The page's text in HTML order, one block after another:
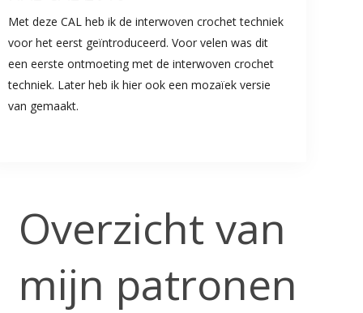
Met deze CAL heb ik de interwoven crochet techniek
voor het eerst geïntroduceerd. Voor velen was dit
een eerste ontmoeting met de interwoven crochet
techniek. Later heb ik hier ook een mozaïek versie
van gemaakt.
Overzicht van
mijn patronen